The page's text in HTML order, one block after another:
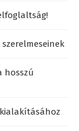
hosszú